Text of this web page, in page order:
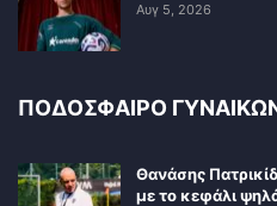
Αυγ 5, 2026
ΠΟΔΟΣΦΑΙΡΟ
Θανάσης
με το κεφάλι